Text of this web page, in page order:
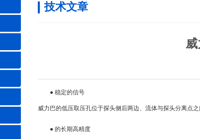
技术文章
● 稳定的信号
威力巴的低压取压孔位于探头侧后两边、流体与探头分离点之
● 的长期高精度